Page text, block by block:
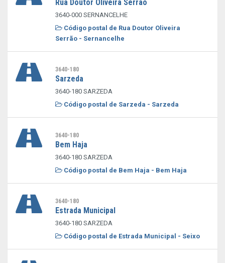
Rua Doutor Oliveira Serrão
3640-000 SERNANCELHE
Código postal de Rua Doutor Oliveira
Serrão - Sernancelhe
3640-180
Sarzeda
3640-180 SARZEDA
Código postal de Sarzeda - Sarzeda
3640-180
Bem Haja
3640-180 SARZEDA
Código postal de Bem Haja - Bem Haja
3640-180
Estrada Municipal
3640-180 SARZEDA
Código postal de Estrada Municipal - Seixo